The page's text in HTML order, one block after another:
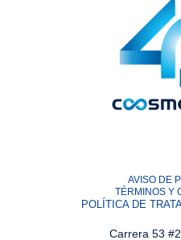
AVISO DE
TÉRMINOS Y
POLÍTICA DE
Carrera 53